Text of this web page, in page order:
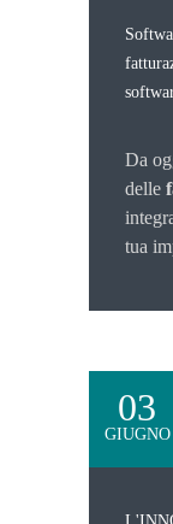
Da
delle
tua
03
GIUGNO